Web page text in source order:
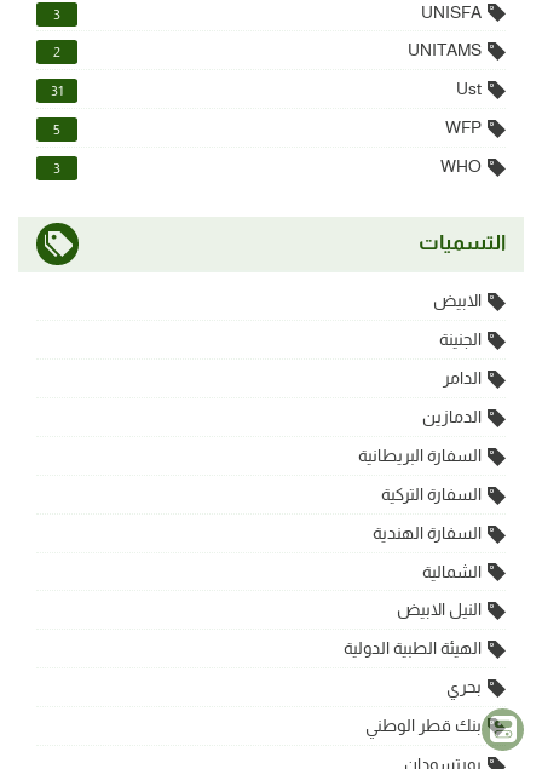
UNISFA
3
UNITAMS
2
Ust
31
WFP
5
WHO
3
التسميات
الابيض
الجنينة
الدامر
الدمازين
السفارة البريطانية
السفارة التركية
السفارة الهندية
الشمالية
النيل الابيض
الهيئة الطبية الدولية
بحري
بنك قطر الوطني
بورتسودان